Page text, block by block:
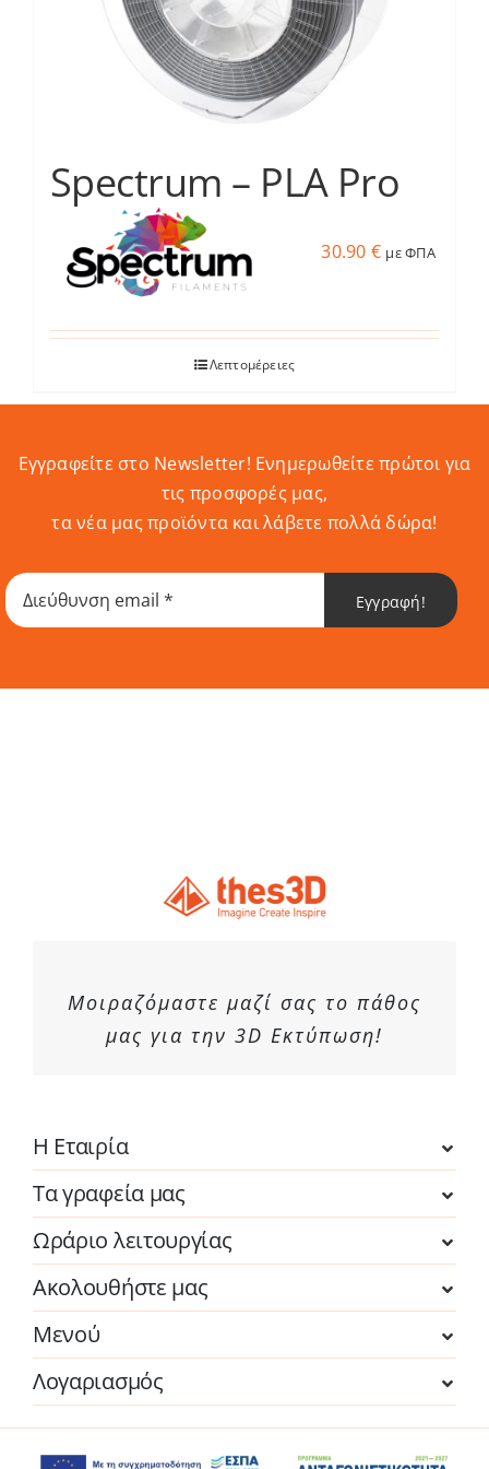
μπορούν
να
επιλεγούν
προϊόντος
Spectrum – PLA Pro
30.90 € με ΦΠΑ
Λεπτομέρειες
Εγγραφείτε στο Newsletter! Eνημερωθείτε πρώτοι για
τις προσφορές μας,
τα νέα μας προϊόντα και λάβετε πολλά δώρα!
Εγγραφή!
Μοιραζόμαστε μαζί σας το πάθος
μας για την 3D Εκτύπωση!
Η Εταιρία
Τα γραφεία μας
Ωράριο λειτουργίας
Ακολουθήστε μας
Μενού
Λογαριασμός